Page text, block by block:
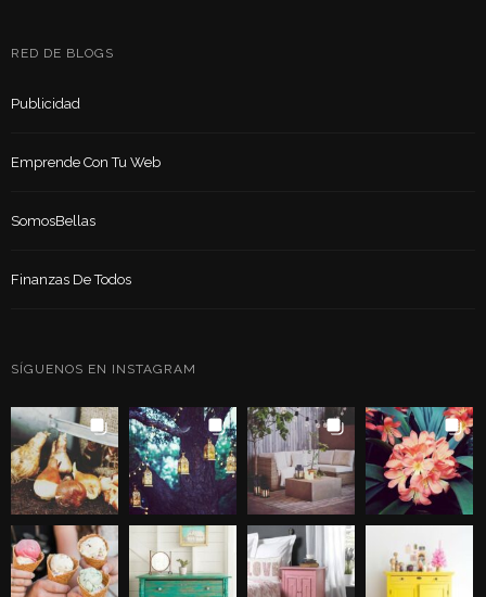
RED DE BLOGS
Publicidad
Emprende Con Tu Web
SomosBellas
Finanzas De Todos
SÍGUENOS EN INSTAGRAM